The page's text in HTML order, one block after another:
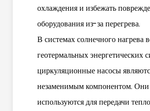
охлаждения и избежать
оборудования из-за перегрева.
В системах солнечного нагрева
геотермальных энергетических
циркуляционные насосы
незаменимым компонентом. Они
используются для передачи